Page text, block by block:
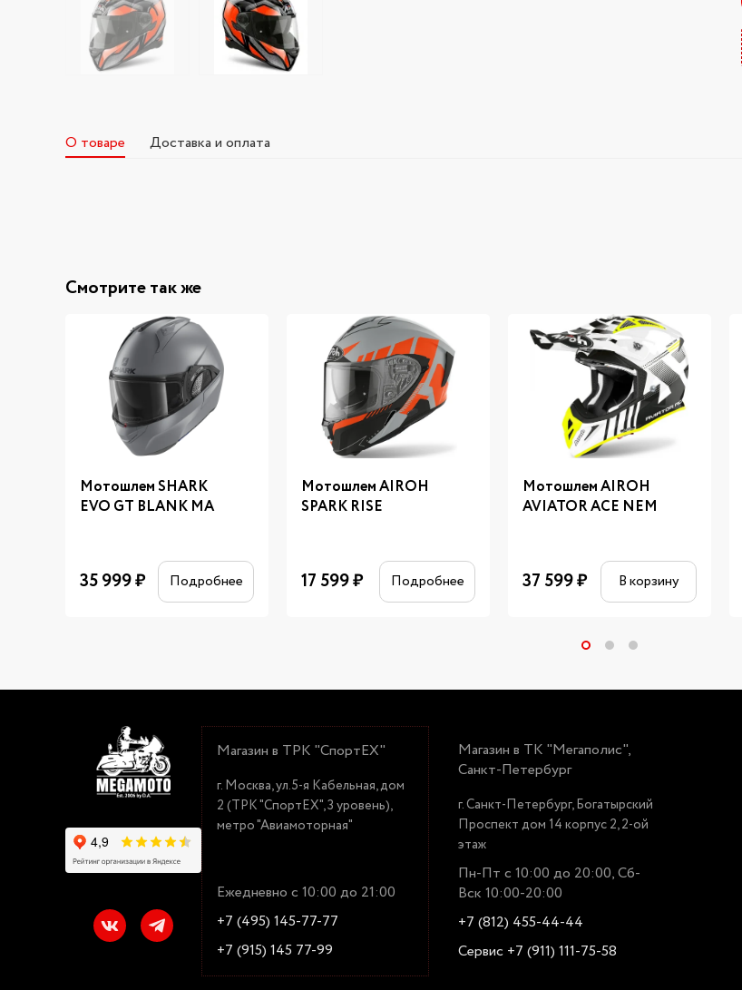
О товаре Доставка и оплата
Смотрите так же
Мотошлем SHARK
EVO GT BLANK MA
35 999₽ Подробнее
Мотошлем AIROH
SPARK RISE
17 599₽ Подробнее
Мотошлем AIROH
AVIATOR ACE NEM
37 599₽ В корзину
Магазин в ТРК "СпортЕХ"
г. Москва, ул.5-я Кабельная, дом
2 (ТРК "СпортЕХ", 3 уровень),
метро "Авиамоторная"
Ежедневно с 10:00 до 21:00
+7 (495) 145-77-77
+7 (915) 145 77-99
Магазин в ТК "Мегаполис",
Санкт-Петербург
г. Санкт-Петербург, Богатырский
Проспект дом 14 корпус 2, 2-ой
этаж
Пн-Пт с 10:00 до 20:00, Сб-
Вск 10:00-20:00
+7 (812) 455-44-44
Сервис +7 (911) 111-75-58